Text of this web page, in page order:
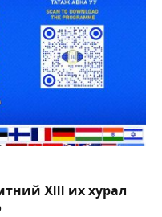
XIII их хурал